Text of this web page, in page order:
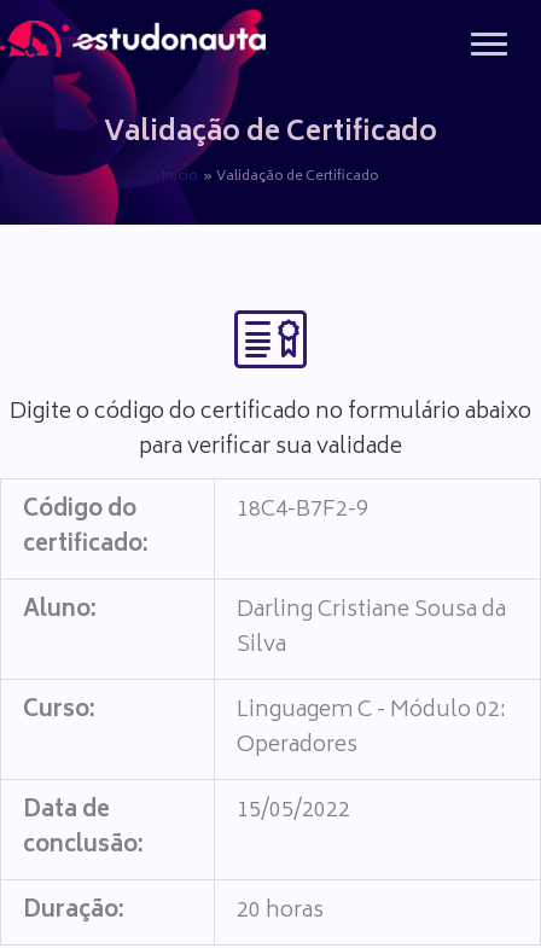
para
conteúdoValidação de Certificado
Início Validação de Certificado
Digite o código do certificado no formulário abaixo
para verificar sua validade
Código do
certificado:
18C4-B7F2-9
Aluno:
Darling Cristiane Sousa da
Silva
Curso:
Linguagem C - Módulo 02:
Operadores
Data de
conclusão:
15/05/2022
Duração: 20 horas